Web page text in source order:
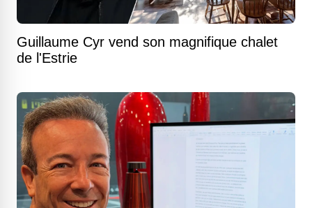
Guillaume Cyr vend son magnifique chalet
de l'Estrie